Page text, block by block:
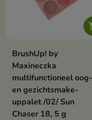
BrushUp! by
Maxineczka
multifunctioneel oog-
en gezichtsmake-
uppalet /02/ Sun
Chaser 18, 5 g